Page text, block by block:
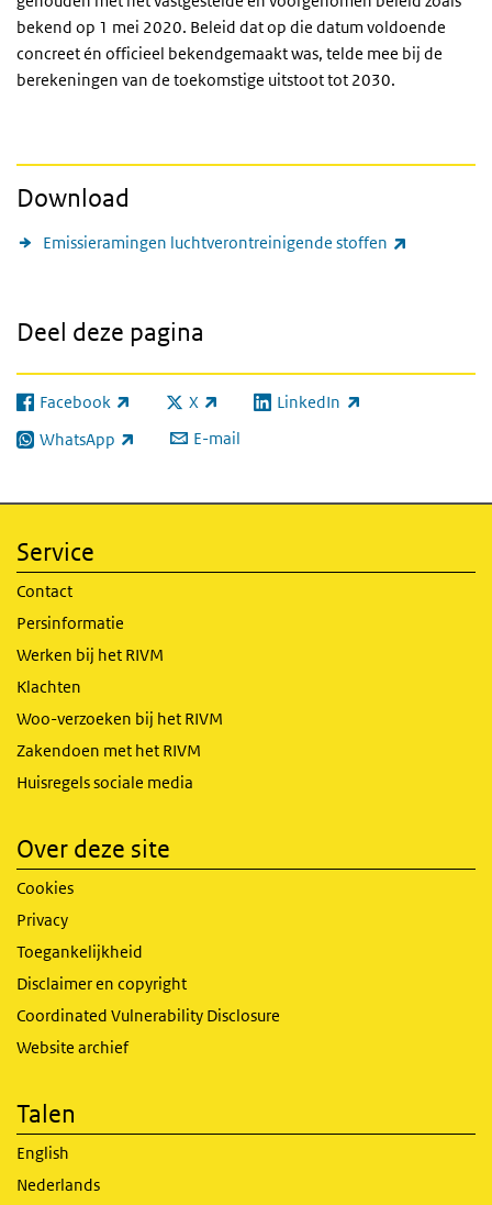
bekend op 1 mei 2020. Beleid dat op die datum voldoende
concreet én officieel bekendgemaakt was, telde mee bij de
berekeningen van de toekomstige uitstoot tot 2030.
Download
Emissieramingen luchtverontreinigende stoffen
Deel deze pagina
Facebook
(externe link) X
(externe link) LinkedIn
(externe link)
WhatsApp
(externe link) E-mail
Service
Contact
Persinformatie
Werken bij het RIVM
Klachten
Woo-verzoeken bij het RIVM
Zakendoen met het RIVM
Huisregels sociale media
Over deze site
Cookies
Privacy
Toegankelijkheid
Disclaimer en copyright
Coordinated Vulnerability Disclosure
Website archief
Talen
English
Nederlands